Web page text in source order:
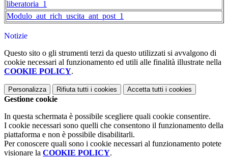
liberatoria_1
Modulo_aut_rich_uscita_ant_post_1
Notizie
Questo sito o gli strumenti terzi da questo utilizzati si avvalgono di
cookie necessari al funzionamento ed utili alle finalità illustrate nella
COOKIE POLICY.
Personalizza Rifiuta tutti i cookies Accetta tutti i cookies
Gestione cookie
In questa schermata è possibile scegliere quali cookie consentire.
I cookie necessari sono quelli che consentono il funzionamento della
piattaforma e non è possibile disabilitarli.
Per conoscere quali sono i cookie necessari al funzionamento potete
visionare la COOKIE POLICY.